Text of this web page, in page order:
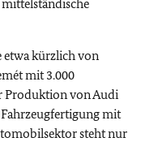
etwa kürzlich von
mit 3.000
Produktion von Audi
mit
steht nur